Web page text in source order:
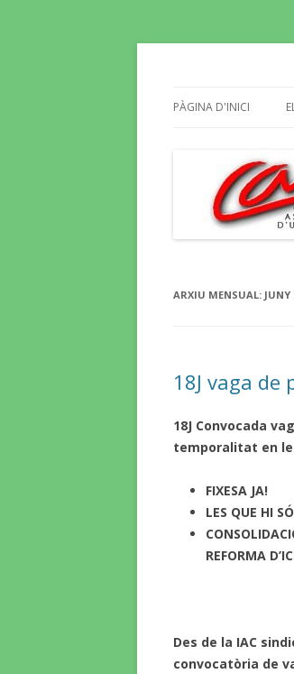
PÀGINA D'INICI
ARXIU MENSUAL: JUNY
18J vaga
18J Convocada
temporalitat en
FIXESA JA!
LES QUE HI
REFORMA
Des de la IAC
convocatòria de